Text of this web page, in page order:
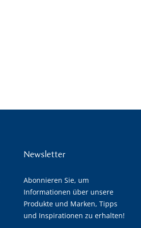
Newsletter
Abonnieren Sie, um
Informationen über unsere
Produkte und Marken, Tipps
und Inspirationen zu erhalten!